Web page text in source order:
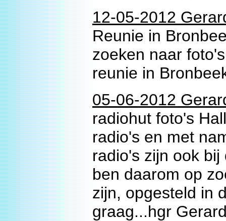
12-05-2012
Reunie in
zoeken naar
reunie in
05-06-2012
radiohut foto's
radio's en met
radio's zijn ook
ben daarom op
zijn, opgesteld in
graag...hgr